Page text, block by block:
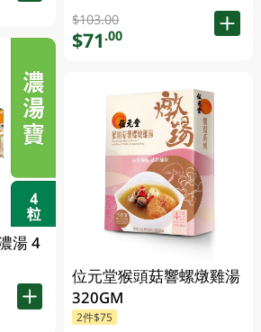
湯 4
$103.00
$71.00
位元堂猴頭菇響螺燉雞湯
320GM
2件$75